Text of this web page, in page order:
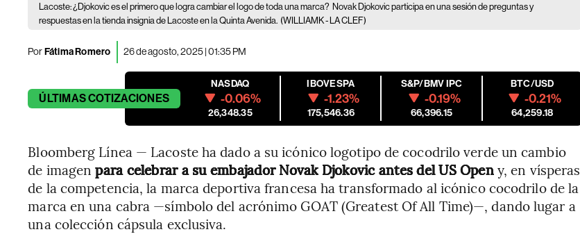
Lacoste: ¿Djokovic es el primero que logra cambiar el logo de toda una marca? Novak Djokovic participa en una sesión de preguntas y
respuestas en la tienda insignia de Lacoste en la Quinta Avenida. (WILLIAMK - LA CLEF)
PorFátima Romero 26 de agosto, 2025 | 01:35 PM
ÚLTIMASCOTIZACIONES
NASDAQ
-0.06%
26,348.35
IBOVESPA
-1.23%
175,546.36
S&P/BMV IPC
-0.19%
66,396.15
BTC/USD
-0.21%
64,259.18
Bloomberg Línea — Lacoste ha dado a su icónico logotipo de cocodrilo verde un cambio
de imagenpara celebrar a su embajador Novak Djokovic antes del US Openy, en vísperas
de la competencia, la marca deportiva francesa ha transformado al icónico cocodrilo de la
marca en una cabra —símbolo del acrónimo GOAT (Greatest Of All Time)—, dando lugar a
una colección cápsula exclusiva.